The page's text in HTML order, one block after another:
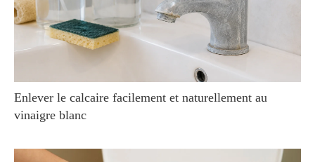
Enlever le calcaire facilement et naturellement au
vinaigre blanc